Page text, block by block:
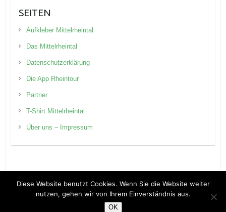
SEITEN
Aufkleber Mittelrheintal
Das Mittelrheintal
Datenschutzerklärung
Die App Rheintour
Partner
T-Shirt Mittelrheintal
Über uns – Impressum
Copyright © 2026Rheintour Blog . Theme byColorlibPowered byWordPress
Diese Website benutzt Cookies. Wenn Sie die Website weiter
nutzen, gehen wir von Ihrem Einverständnis aus.
OK